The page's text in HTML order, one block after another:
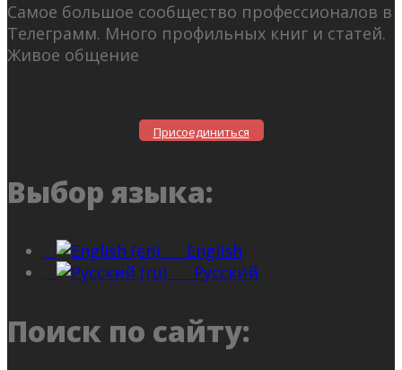
Самое большое сообщество профессионалов в
Телеграмм. Много профильных книг и статей.
Живое общение
Присоединиться
Выбор языка:
English
Русский
Поиск по сайту: